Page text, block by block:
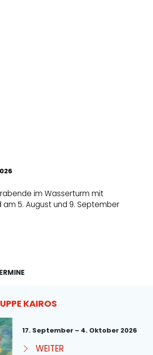
im Wasserturm mit
am 5. August und 9. September
KAIROS
17. September – 4. Oktober 2026
WEITER